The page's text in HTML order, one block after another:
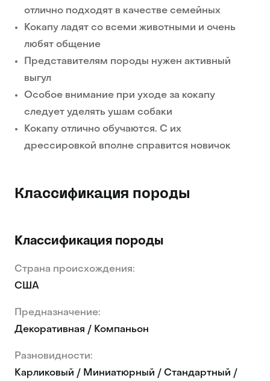
отлично подходят в качестве семейных
Кокапу ладят со всеми животными и очень
любят общение
Представителям породы нужен активный
выгул
Особое внимание при уходе за кокапу
следует уделять ушам собаки
Кокапу отлично обучаются. С их
дрессировкой вполне справится новичок
Классификация породы
Классификация породы
Страна происхождения:
США
Предназначение:
Декоративная / Компаньон
Разновидности:
Карликовый / Миниатюрный / Стандартный /